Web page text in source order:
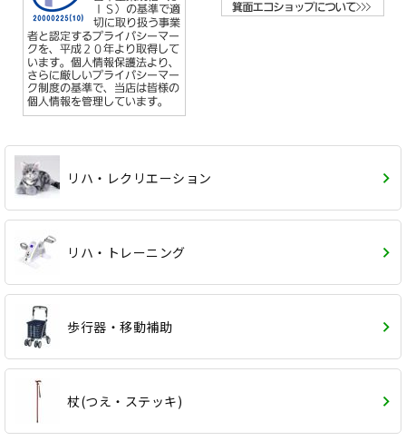
リハ・レクリエーション
リハ・トレーニング
歩行器・移動補助
杖(つえ・ステッキ)